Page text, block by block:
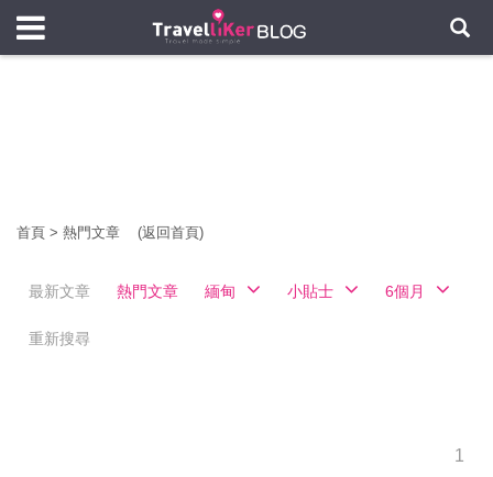
首頁 > 熱門文章 (返回首頁)
最新文章 熱門文章 緬甸 小貼士 6個月
重新搜尋
1